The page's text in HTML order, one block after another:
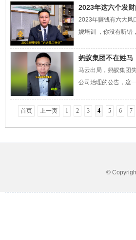
2023年这六个发
2023年赚钱有六大风
嫂培训 ，你没有听错
蚂蚁集团不在姓马
马云出局，蚂蚁集团
公司治理的公告，这
首页 上一页 1 2 3 4 5 6 7
©